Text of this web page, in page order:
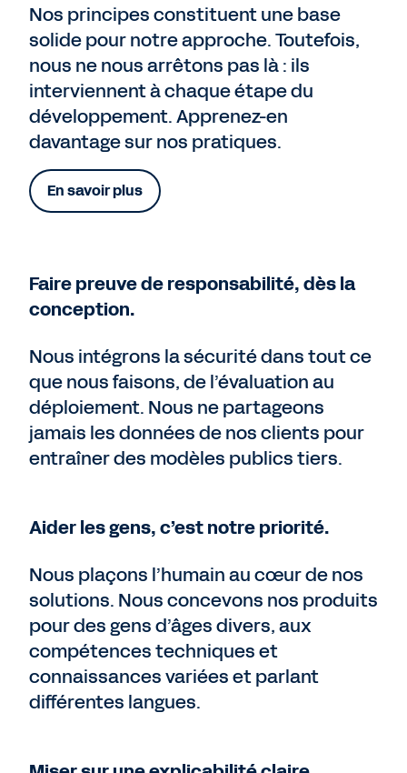
Nos principes constituent une base
solide pour notre approche. Toutefois,
nous ne nous arrêtons pas là : ils
interviennent à chaque étape du
développement. Apprenez-en
davantage sur nos pratiques.
En savoir plus
Faire preuve de responsabilité, dès la
conception.
Nous intégrons la sécurité dans tout ce
que nous faisons, de l’évaluation au
déploiement. Nous ne partageons
jamais les données de nos clients pour
entraîner des modèles publics tiers.
Aider les gens, c’est notre priorité.
Nous plaçons l’humain au cœur de nos
solutions. Nous concevons nos produits
pour des gens d’âges divers, aux
compétences techniques et
connaissances variées et parlant
différentes langues.